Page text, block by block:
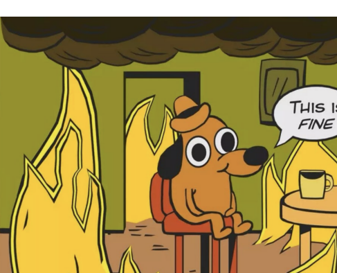
Média indépendant, 100% financé par ses lecteurs